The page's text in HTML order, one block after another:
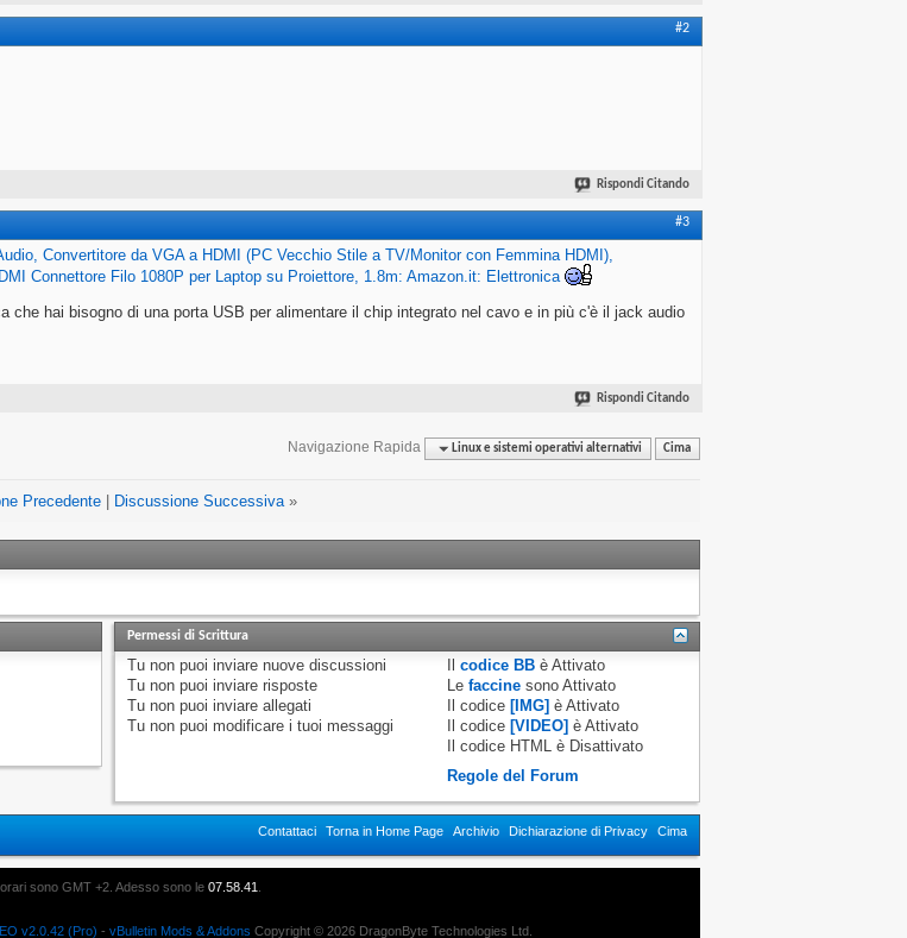
#2
Rispondi Citando
#3
Convertitore da VGA a HDMI (PC Vecchio Stile a TV/Monitor con Femmina HDMI),
Connettore Filo 1080P per Laptop su Proiettore, 1.8m: Amazon.it: Elettronica
che hai bisogno di una porta USB per alimentare il chip integrato nel cavo e in più c'è il jack audio
Rispondi Citando
Navigazione Rapida Linux e sistemi operativi alternativi Cima
Precedente| Discussione Successiva »
Permessi di Scrittura
Tu non puoi inviare nuove discussioni
Tu non puoi inviare risposte
Tu non puoi inviare allegati
Tu non puoi modificare i tuoi messaggi
Ilcodice BB èAttivato
Lefaccine sonoAttivato
Il codice [IMG] èAttivato
Il codice [VIDEO] èAttivato
Il codice HTML è Disattivato
Regole del Forum
Contattaci Torna in Home Page Archivio Dichiarazione di Privacy Cima
sono GMT +2. Adesso sono le 07.58.41
v2.0.42 (Pro) - vBulletin Mods & Addons Copyright © 2026 DragonByte Technologies Ltd.